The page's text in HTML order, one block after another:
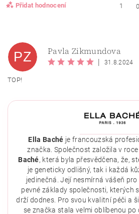
Přidat hodnocení
1
Vložením hodnocení souhlasíte se
osobních údajů .
PZ Pavla Zikmundova
31.8.2024
TOP!
Ella Baché je francouzská
značka. Společnost založila v
Baché, která byla přesvědčena, že,
je geneticky odlišný, tak i každá
jedinečná. Její nesmírná vášeň
pevné základy společnosti, kterých
drží dodnes. Pro svou kvalitní péči a
se značka stala velmi oblíbenou po